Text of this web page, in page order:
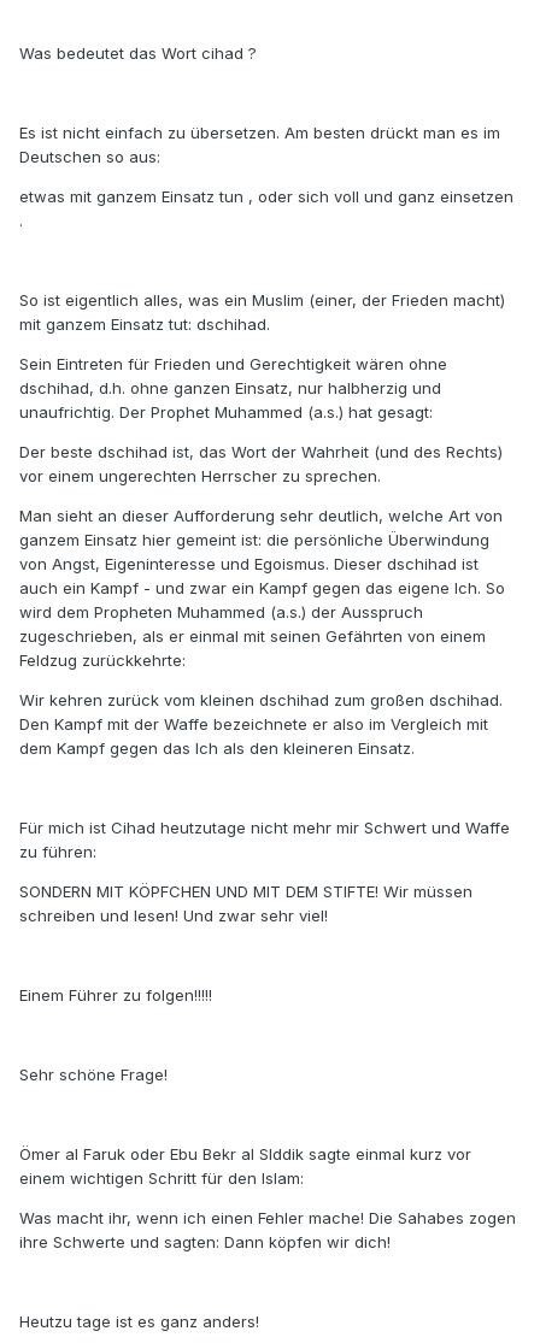
Was bedeutet das Wort cihad ?
Es ist nicht einfach zu übersetzen. Am besten drückt man es im
Deutschen so aus:
etwas mit ganzem Einsatz tun , oder sich voll und ganz einsetzen
.
So ist eigentlich alles, was ein Muslim (einer, der Frieden macht)
mit ganzem Einsatz tut: dschihad.
Sein Eintreten für Frieden und Gerechtigkeit wären ohne
dschihad, d.h. ohne ganzen Einsatz, nur halbherzig und
unaufrichtig. Der Prophet Muhammed (a.s.) hat gesagt:
Der beste dschihad ist, das Wort der Wahrheit (und des Rechts)
vor einem ungerechten Herrscher zu sprechen.
Man sieht an dieser Aufforderung sehr deutlich, welche Art von
ganzem Einsatz hier gemeint ist: die persönliche Überwindung
von Angst, Eigeninteresse und Egoismus. Dieser dschihad ist
auch ein Kampf - und zwar ein Kampf gegen das eigene Ich. So
wird dem Propheten Muhammed (a.s.) der Ausspruch
zugeschrieben, als er einmal mit seinen Gefährten von einem
Feldzug zurückkehrte:
Wir kehren zurück vom kleinen dschihad zum großen dschihad.
Den Kampf mit der Waffe bezeichnete er also im Vergleich mit
dem Kampf gegen das Ich als den kleineren Einsatz.
Für mich ist Cihad heutzutage nicht mehr mir Schwert und Waffe
zu führen:
SONDERN MIT KÖPFCHEN UND MIT DEM STIFTE! Wir müssen
schreiben und lesen! Und zwar sehr viel!
Einem Führer zu folgen!!!!!
Sehr schöne Frage!
Ömer al Faruk oder Ebu Bekr al SIddik sagte einmal kurz vor
einem wichtigen Schritt für den Islam:
Was macht ihr, wenn ich einen Fehler mache! Die Sahabes zogen
ihre Schwerte und sagten: Dann köpfen wir dich!
Heutzu tage ist es ganz anders!